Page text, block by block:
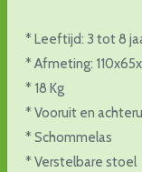
* Leeftijd: 3 tot 8
* Afmeting:
* 18 Kg
* Vooruit en
* Schommelas
* Verstelbare stoel